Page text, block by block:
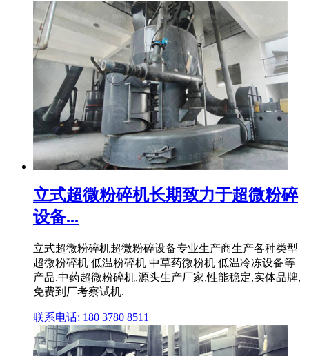
立式超微粉碎机长期致力于超微粉碎
设备...
立式超微粉碎机超微粉碎设备专业生产商生产各种类型
超微粉碎机 低温粉碎机 中草药微粉机 低温冷冻设备等
产品.中药超微粉碎机,源头生产厂家,性能稳定,实体品牌,
免费到厂考察试机.
联系电话: 180 3780 8511